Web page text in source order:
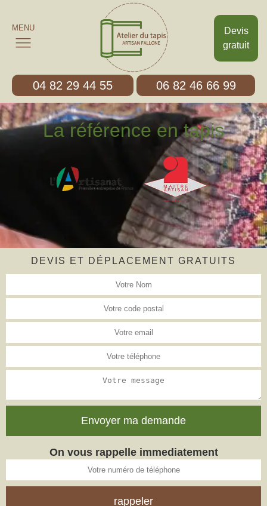
Devis
gratuit
MENU
04 82 29 44 55 06 82 46 66 99
La référence en tapis
DEVIS ET DÉPLACEMENT GRATUITS
On vous rappelle immediatement